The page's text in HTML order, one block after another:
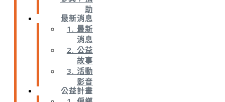
助
最新消息
1. 最新
消息
2. 公益
故事
3. 活動
影音
公益計畫